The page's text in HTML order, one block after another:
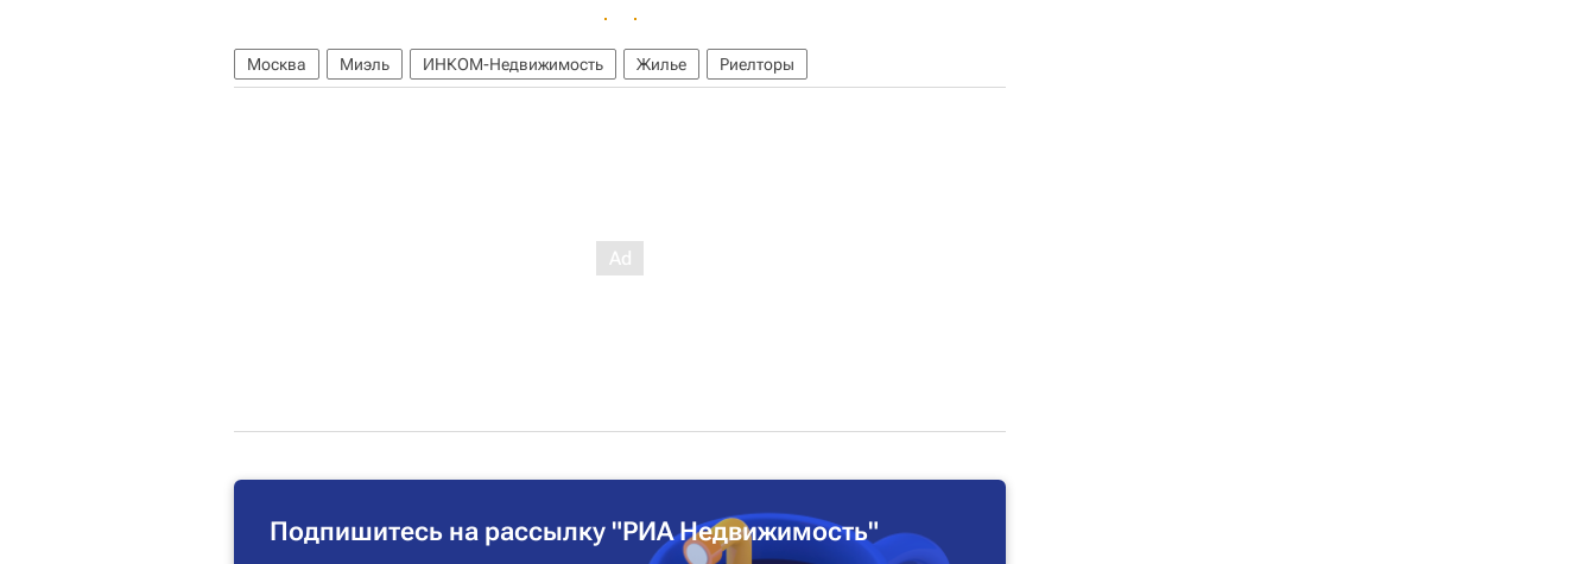
Москва Миэль ИНКОМ-Недвижимость Жилье Риелторы
Подпишитесь на рассылку "РИА Недвижимость"